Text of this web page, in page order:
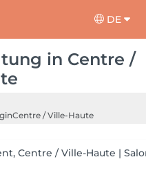
DE
in Centre /
inCentre / Ville-Haute